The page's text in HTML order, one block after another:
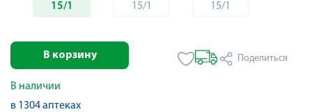
15/1 15/1 15/1
В корзину Поделиться
В наличии
в 1304 аптеках